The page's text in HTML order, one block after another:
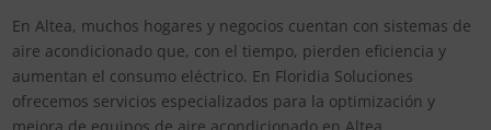
En Altea, muchos hogares y negocios cuentan con sistemas de
aire acondicionado que, con el tiempo, pierden eficiencia y
aumentan el consumo eléctrico. En Floridia Soluciones
ofrecemos servicios especializados para la optimización y
mejora de equipos de aire acondicionado en Altea,